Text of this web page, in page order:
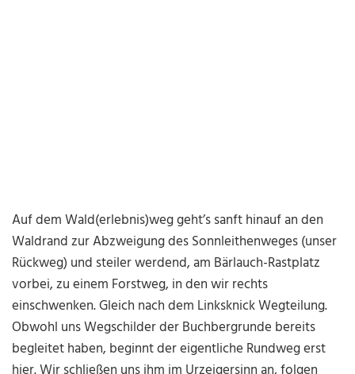
Auf dem Wald(erlebnis)weg geht’s sanft hinauf an den
Waldrand zur Abzweigung des Sonnleithenweges (unser
Rückweg) und steiler werdend, am Bärlauch-Rastplatz
vorbei, zu einem Forstweg, in den wir rechts
einschwenken. Gleich nach dem Linksknick Wegteilung.
Obwohl uns Wegschilder der Buchbergrunde bereits
begleitet haben, beginnt der eigentliche Rundweg erst